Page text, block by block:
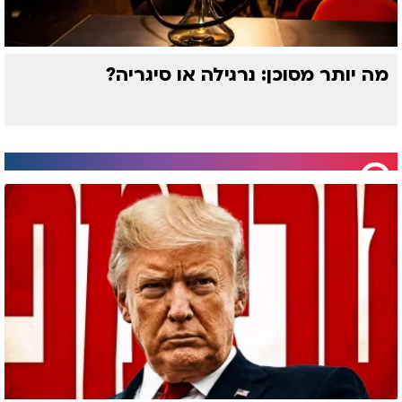
מיקרוסקופיים שמאפשרים את מעבר החמצן לדם - מה
שמוביל לקוצר נשימה, חוסר חמצן, תפקוד ירוד ולבסוף
גם אשפוזים תכופים ואף מוות.
ד"ר דותן מדגיש כי החמרות פתאומיות - שנגרמות
שתדירות ההחמרות עולה, כך פוחתים סיכויי ההישרדות.
הצעד הבא: לאבחן מוקדם, לטפל נכון
החדשות הטובות: ניתן כיום לאבחן את המחלה בשלבים
מוקדמים, ולטפל בה באמצעות תרופות מתקדמות -
כולל טיפולים ביולוגיים שיכולים להפחית את תדירות
ההחמרות ולשפר את איכות החיים.
אבל כדי שזה יקרה - צריך לשנות את השיח.
יותר מודעות, פחות הדחקה.
יותר פיקוח על הסיגריות האלקטרוניות, פחות שיווק
מפתה לבני נוער.
והבנה ברורה: גם מה שנראה "אלטרנטיבי", עלול להרוס
מה יותר מסוכן: נרגילה או סיגריה?